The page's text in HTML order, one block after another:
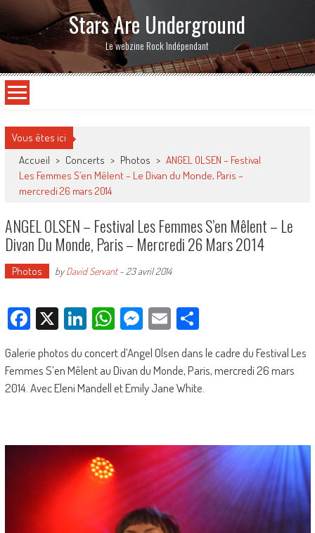
Stars Are Underground
Le webzine Rock Indépendant
Vous êtes ici
Accueil > Concerts > Photos > ANGEL OLSEN – Festival
Les Femmes S’en Mêlent – Le Divan du Monde, Paris –
mercredi 26 mars 2014
ANGEL OLSEN – Festival Les Femmes S’en Mêlent – Le
Divan Du Monde, Paris – Mercredi 26 Mars 2014
Photos byDavid Servant- 23 avril 2014
Facebook
X LinkedIn
WhatsApp
Messenger
EmailPartager
Galerie photos du concert d’Angel Olsen dans le cadre du Festival Les
Femmes S’en Mêlent au Divan du Monde, Paris, mercredi 26 mars
2014. Avec Eleni Mandell et Emily Jane White.